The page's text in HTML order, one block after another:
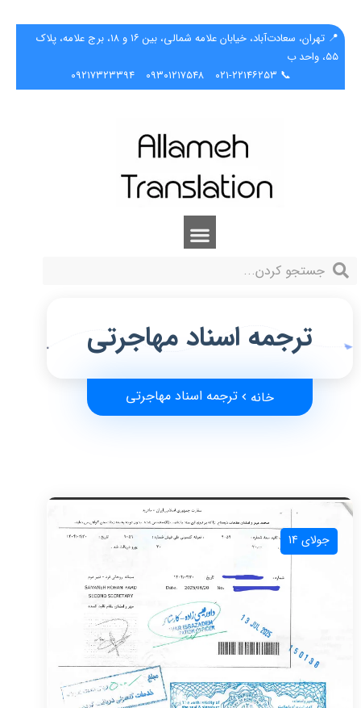
📍 تهران، سعادت‌آباد، خیابان علامه شمالی، بین ۱۶ و ۱۸، برج علامه، پلاک
۵۵، واحد ب
📞 ۰۲۱-۲۲۱۴۶۲۵۳
۰۹۳۰۱۲۱۷۵۴۸ ۰۹۲۱۷۳۲۳۳۹۴
ترجمه اسناد مهاجرتی
خانه ترجمه اسناد مهاجرتی
جولای 14